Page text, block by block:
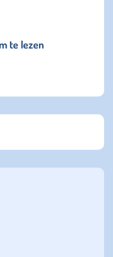
te lezen